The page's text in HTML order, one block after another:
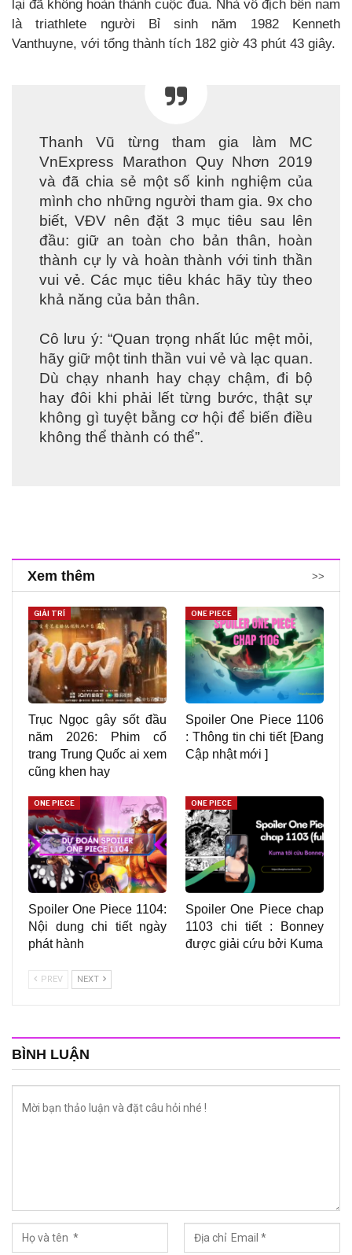
lại đã không hoàn thành cuộc đua. Nhà vô địch bên nam
là triathlete người Bỉ sinh năm 1982 Kenneth
Vanthuyne, với tổng thành tích 182 giờ 43 phút 43 giây.
Thanh Vũ từng tham gia làm MC
VnExpress Marathon Quy Nhơn 2019
và đã chia sẻ một số kinh nghiệm của
mình cho những người tham gia. 9x cho
biết, VĐV nên đặt 3 mục tiêu sau lên
đầu: giữ an toàn cho bản thân, hoàn
thành cự ly và hoàn thành với tinh thần
vui vẻ. Các mục tiêu khác hãy tùy theo
khả năng của bản thân.
Cô lưu ý: “Quan trọng nhất lúc mệt mỏi,
hãy giữ một tinh thần vui vẻ và lạc quan.
Dù chạy nhanh hay chạy chậm, đi bộ
hay đôi khi phải lết từng bước, thật sự
không gì tuyệt bằng cơ hội để biến điều
không thể thành có thể”.
Xem thêm >>
GIẢI TRÍ
Trục Ngọc gây sốt đầu
năm 2026: Phim cổ
trang Trung Quốc ai xem
cũng khen hay
ONE PIECE
Spoiler One Piece 1106
: Thông tin chi tiết [Đang
Cập nhật mới ]
ONE PIECE
Spoiler One Piece 1104:
Nội dung chi tiết ngày
phát hành
ONE PIECE
Spoiler One Piece chap
1103 chi tiết : Bonney
được giải cứu bởi Kuma
PREV NEXT
BÌNH LUẬN